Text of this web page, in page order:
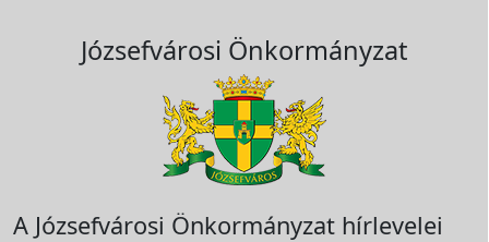
Józsefvárosi Önkormányzat
A Józsefvárosi Önkormányzat hírlevelei